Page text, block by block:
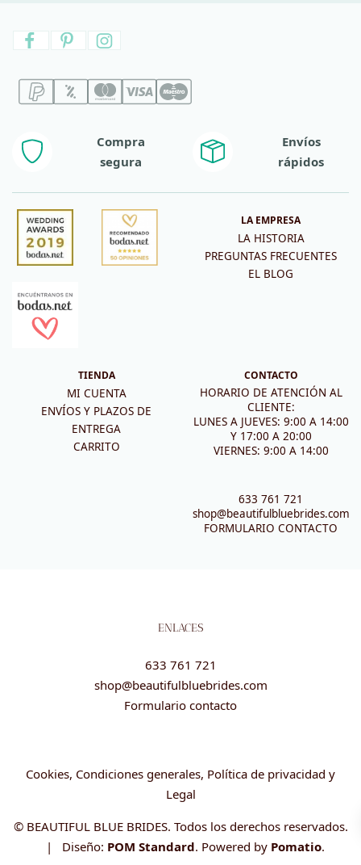
Compra
segura
Envíos
rápidos
LA EMPRESA
LA HISTORIA
PREGUNTAS FRECUENTES
EL BLOG
TIENDA
MI CUENTA
ENVÍOS Y PLAZOS DE
ENTREGA
CARRITO
CONTACTO
HORARIO DE ATENCIÓN AL
CLIENTE:
LUNES A JUEVES: 9:00 A 14:00
Y 17:00 A 20:00
VIERNES: 9:00 A 14:00
633 761 721
shop@beautifulbluebrides.com
FORMULARIO CONTACTO
ENLACES
633 761 721
shop@beautifulbluebrides.com
Formulario contacto
Cookies, Condiciones generales, Política de privacidad y
Legal
© BEAUTIFUL BLUE BRIDES. Todos los derechos reservados.
| Diseño: POM Standard. Powered by Pomatio.